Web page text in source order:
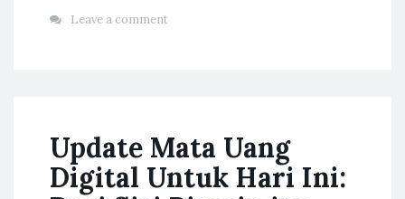
Leave a comment
Update Mata Uang
Digital Untuk Hari Ini: